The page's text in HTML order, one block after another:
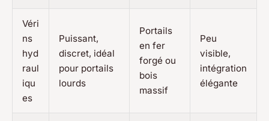
Véri
ns
hyd
raul
iqu
es
Puissant,
discret, idéal
pour portails
lourds
Portails
en fer
forgé ou
bois
massif
Peu
visible,
intégration
élégante